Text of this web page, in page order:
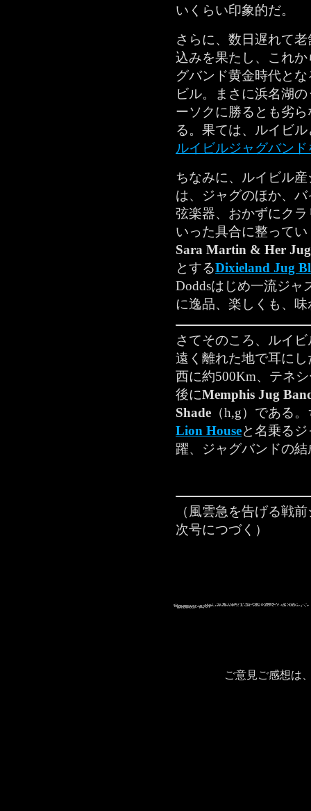
いくらい印象的だ。
さらに、数日遅れて老
込みを果たし、これ
グバンド黄金時代と
ビル。まさに浜名湖
ーソクに勝るとも劣
る。果ては、ルイビ
ルイビルジャグバン
ちなみに、ルイビル
は、ジャグのほか、
弦楽器、おかずにク
いった具合に整って
Sara Martin & Her
とするDixieland Jug
Doddsはじめ一流ジャ
に逸品、楽しくも、
さてそのころ、ルイ
遠く離れた地で耳に
西に約500Km、テネ
後にMemphis Jug
Shade （h,g）である
Lion Houseと名乗る
躍、ジャグバンドの
（風雲急を告げる戦
次号につづく）
ご意見ご感想は